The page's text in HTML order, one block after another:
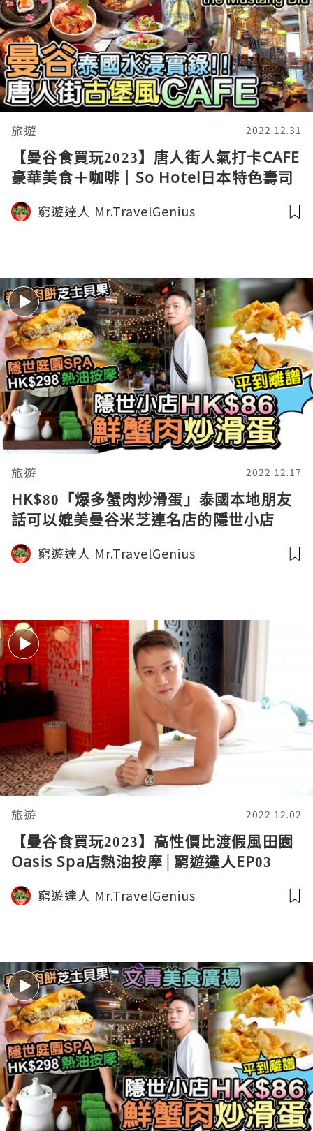
旅遊 2022.12.31
【曼谷食買玩2023】唐人街人氣打卡CAFE
豪華美食＋咖啡｜So Hotel日本特色壽司
放題SOSHI｜泰國三象神廟 驚人水浸實錄
｜窮游達人EP06中文字幕4K
窮遊達人 Mr.TravelGenius
旅遊 2022.12.17
HK$80「爆多蟹肉炒滑蛋」泰國本地朋友
話可以媲美曼谷米芝連名店的隱世小店
窮遊達人 Mr.TravelGenius
旅遊 2022.12.02
【曼谷食買玩2023】高性價比渡假風田園
Oasis Spa店熱油按摩│窮遊達人EP03
VLOG│BANGKOK
窮遊達人 Mr.TravelGenius